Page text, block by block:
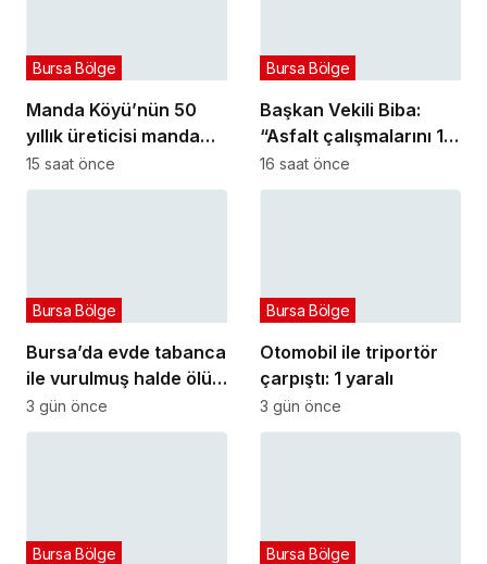
Manda Köyü’nün 50
yıllık üreticisi manda
sucuğu ve yoğurduyla
fark oluşturdu
Bursa Bölge
15 saat önce
Başkan Vekili Biba:
“Asfalt çalışmalarını 12
kat artırdık”
Bursa Bölge
16 saat önce
Bursa’da evde tabanca
ile vurulmuş halde ölü
bulundu
Bursa Bölge
3 gün önce
Otomobil ile triportör
çarpıştı: 1 yaralı
Bursa Bölge
3 gün önce
Bursa Bölge Bursa Bölge